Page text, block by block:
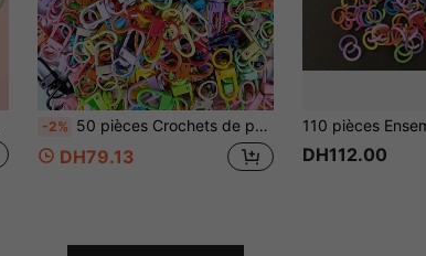
-2% 50 pièces Crochets de porte-clés métalliques vibrants - Avec fermoir mousqueton pivotant robuste - Parfait pour les bijoux DIY et les accessoires de sac
DH79.13 DH112.00